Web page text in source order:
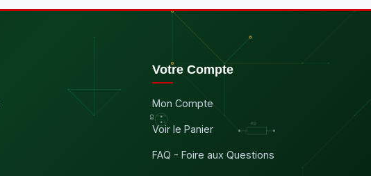
Votre Compte
Mon Compte
Voir le Panier
FAQ - Foire aux Questions